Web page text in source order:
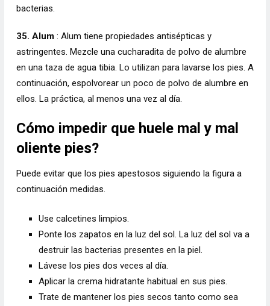
bacterias.
35. Alum: Alum tiene propiedades antisépticas y
astringentes. Mezcle una cucharadita de polvo de alumbre
en una taza de agua tibia. Lo utilizan para lavarse los pies. A
continuación, espolvorear un poco de polvo de alumbre en
ellos. La práctica, al menos una vez al día.
Cómo impedir que huele mal y mal
oliente pies?
Puede evitar que los pies apestosos siguiendo la figura a
continuación medidas.
Use calcetines limpios.
Ponte los zapatos en la luz del sol. La luz del sol va a
destruir las bacterias presentes en la piel.
Lávese los pies dos veces al día.
Aplicar la crema hidratante habitual en sus pies.
Trate de mantener los pies secos tanto como sea